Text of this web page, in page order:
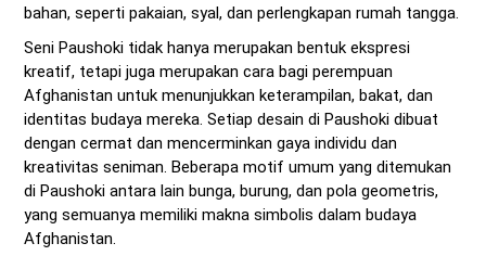
bahan, seperti pakaian, syal, dan perlengkapan rumah tangga.
Seni Paushoki tidak hanya merupakan bentuk ekspresi
kreatif, tetapi juga merupakan cara bagi perempuan
Afghanistan untuk menunjukkan keterampilan, bakat, dan
identitas budaya mereka. Setiap desain di Paushoki dibuat
dengan cermat dan mencerminkan gaya individu dan
kreativitas seniman. Beberapa motif umum yang ditemukan
di Paushoki antara lain bunga, burung, dan pola geometris,
yang semuanya memiliki makna simbolis dalam budaya
Afghanistan.